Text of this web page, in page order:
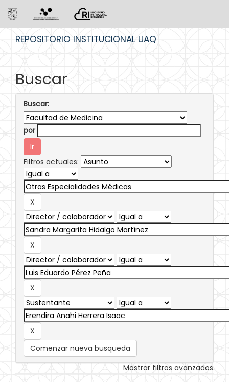
REPOSITORIO INSTITUCIONAL UAQ
Buscar
Buscar:
por
Filtros actuales:
Comenzar nueva busqueda
Mostrar filtros avanzados